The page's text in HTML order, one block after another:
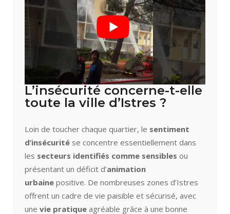
L’insécurité concerne-t-elle
toute la ville d’Istres ?
Loin de toucher chaque quartier, le sentiment
d’insécurité se concentre essentiellement dans
les secteurs identifiés comme sensibles ou
présentant un déficit d’animation
urbaine positive. De nombreuses zones d’Istres
offrent un cadre de vie paisible et sécurisé, avec
une vie pratique agréable grâce à une bonne